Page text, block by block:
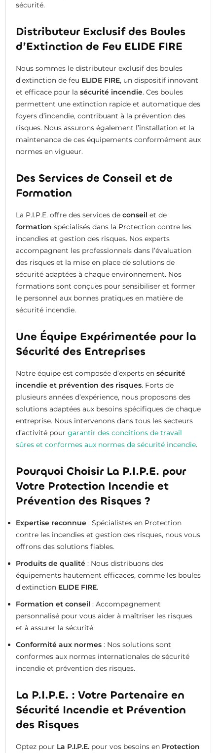
sécurité.
Distributeur Exclusif des Boules
d’Extinction de Feu ELIDE FIRE
Nous sommes le distributeur exclusif des boules
d’extinction de feu ELIDE FIRE, un dispositif innovant
et efficace pour la sécurité incendie. Ces boules
permettent une extinction rapide et automatique des
foyers d’incendie, contribuant à la prévention des
risques. Nous assurons également l’installation et la
maintenance de ces équipements conformément aux
normes en vigueur.
Des Services de Conseil et de
Formation
La P.I.P.E. offre des services de conseil et de
formation spécialisés dans la Protection contre les
incendies et gestion des risques. Nos experts
accompagnent les professionnels dans l’évaluation
des risques et la mise en place de solutions de
sécurité adaptées à chaque environnement. Nos
formations sont conçues pour sensibiliser et former
le personnel aux bonnes pratiques en matière de
sécurité incendie.
Une Équipe Expérimentée pour la
Sécurité des Entreprises
Notre équipe est composée d’experts en sécurité
incendie et prévention des risques. Forts de
plusieurs années d’expérience, nous proposons des
solutions adaptées aux besoins spécifiques de chaque
entreprise. Nous intervenons dans tous les secteurs
d’activité pour garantir des conditions de travail
sûres et conformes aux normes de sécurité incendie.
Pourquoi Choisir La P.I.P.E. pour
Votre Protection Incendie et
Prévention des Risques ?
Expertise reconnue: Spécialistes en Protection
contre les incendies et gestion des risques, nous vous
offrons des solutions fiables.
Produits de qualité: Nous distribuons des
équipements hautement efficaces, comme les boules
d’extinction ELIDE FIRE.
Formation et conseil : Accompagnement
personnalisé pour vous aider à maîtriser les risques
et à assurer la sécurité.
Conformité aux normes: Nos solutions sont
conformes aux normes internationales de sécurité
incendie et prévention des risques.
La P.I.P.E. : Votre Partenaire en
Sécurité Incendie et Prévention
des Risques
Optez pour La P.I.P.E.pour vos besoins en Protection